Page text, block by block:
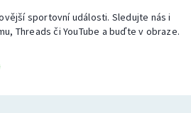
sportovní události. Sledujte nás i
Threads či YouTube a buďte v obraze.